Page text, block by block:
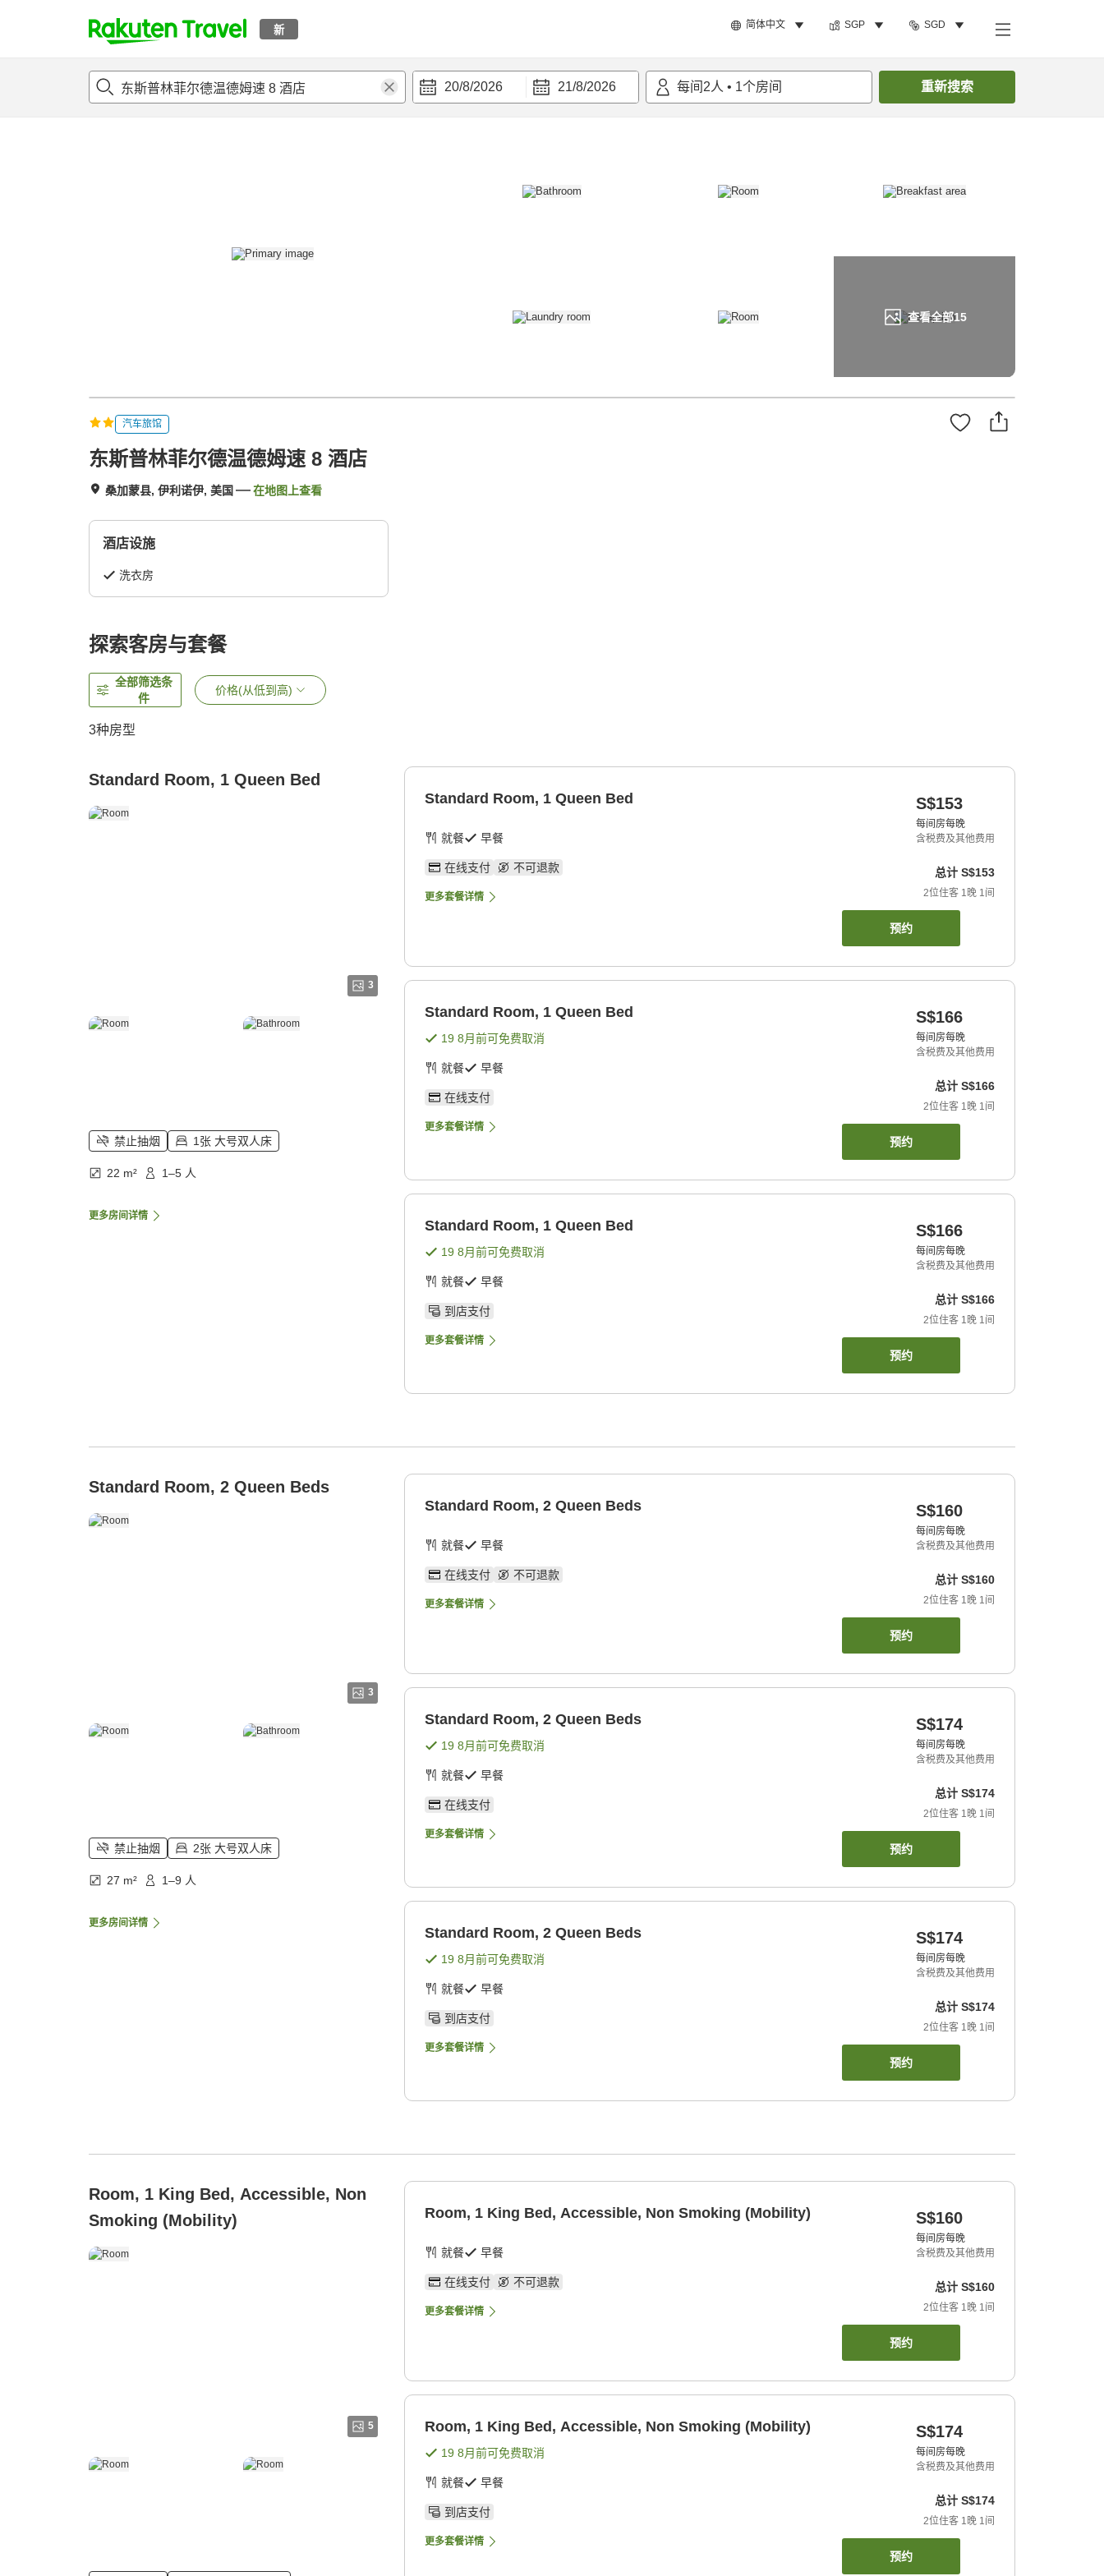
新 简体中文 SGP SGD
t
p
20/8/2026 21/8/2026 每间 2人 • 1个房间 重新搜索
查看全部15
概况 客房及住宿套餐评论设施 搜索客房
汽车旅馆
东斯普林菲尔德温德姆速 8 酒店
桑加蒙县, 伊利诺伊, 美国 在地图上查看
酒店设施
洗衣房
探索客房与套餐
全部筛选条
件
价格(从低到高)
3种房型
Standard Room, 1 Queen Bed
3
禁止抽烟 1张 大号双人床
22 m² 1–5 人
更多房间详情
Standard Room, 1 Queen Bed
就餐 早餐
在线支付 不可退款
更多套餐详情
S$153
每间房每晚
含税费及其他费用
总计 S$153
2位住客 1晚 1间
预约
Standard Room, 1 Queen Bed
19 8月前可免费取消
就餐 早餐
在线支付
更多套餐详情
S$166
每间房每晚
含税费及其他费用
总计 S$166
2位住客 1晚 1间
预约
Standard Room, 1 Queen Bed
19 8月前可免费取消
就餐 早餐
到店支付
更多套餐详情
S$166
每间房每晚
含税费及其他费用
总计 S$166
2位住客 1晚 1间
预约
Standard Room, 2 Queen Beds
3
禁止抽烟 2张 大号双人床
27 m² 1–9 人
更多房间详情
Standard Room, 2 Queen Beds
就餐 早餐
在线支付 不可退款
更多套餐详情
S$160
每间房每晚
含税费及其他费用
总计 S$160
2位住客 1晚 1间
预约
Standard Room, 2 Queen Beds
19 8月前可免费取消
就餐 早餐
在线支付
更多套餐详情
S$174
每间房每晚
含税费及其他费用
总计 S$174
2位住客 1晚 1间
预约
Standard Room, 2 Queen Beds
19 8月前可免费取消
就餐 早餐
到店支付
更多套餐详情
S$174
每间房每晚
含税费及其他费用
总计 S$174
2位住客 1晚 1间
预约
Room, 1 King Bed, Accessible, Non
Smoking (Mobility)
5
Room, 1 King Bed, Accessible, Non Smoking (Mobility)
就餐 早餐
在线支付 不可退款
更多套餐详情
S$160
每间房每晚
含税费及其他费用
总计 S$160
2位住客 1晚 1间
预约
Room, 1 King Bed, Accessible, Non Smoking (Mobility)
19 8月前可免费取消
就餐 早餐
到店支付
更多套餐详情
S$174
每间房每晚
含税费及其他费用
总计 S$174
2位住客 1晚 1间
预约